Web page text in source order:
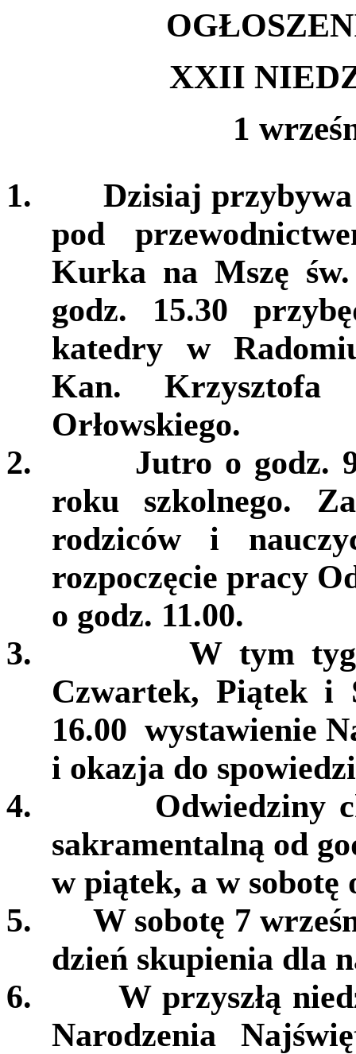
XXII
1
1.
Dzisiaj
pod
Kurka na Mszę
godz. 15.30
katedry w
Kan.
Orłowskiego.
2.
Jutro o godz.
roku szkolnego.
rodziców i
rozpoczęcie pracy
o godz. 11.00.
3.
W tym
Czwartek, Piątek i
16.00 wystawienie
i okazja do
4.
Odwiedziny
sakramentalną od
w piątek, a w sobotę
5.
W sobotę 7
dzień skupienia dla
6.
W przyszłą
Narodzenia